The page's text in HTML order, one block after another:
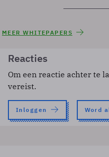
MEER WHITEPAPERS
Reacties
Om een reactie achter te
vereist.
Inloggen Word